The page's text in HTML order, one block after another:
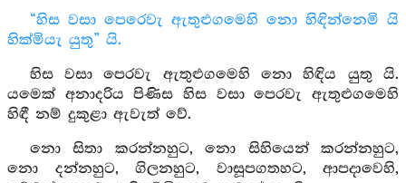
“හිස වසා පෙරෙවැ ඇතුළුගමෙහි නො හිඳින්නෙමි යි
හික්මියැ යුතු” යි.
හිස වසා පෙරවැ ඇතුළුගමෙහි නො හිඳිය යුතු යි.
යමෙක් අනාදරිය පිණිස හිස වසා පෙරවැ ඇතුළුගමෙහි
හිඳී නම් දුකුළා ඇවැත් වේ.
නො සිතා කරන්නහුට, නො සිහියෙන් කරන්නහුට,
නො දන්නහුට, ගිලනහුට, වාසූපගතහට, ආපදාවෙහි,